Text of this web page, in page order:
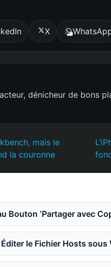
X
dénicheur de bons
mais le
la couronne
Bouton ‘Partager avec
le Fichier Hosts sous